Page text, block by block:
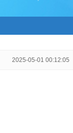
2025-05-01 00:12:05